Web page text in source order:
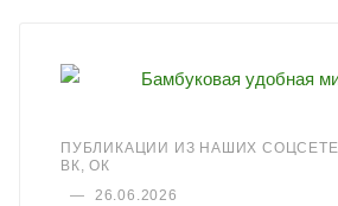
ПУБЛИКАЦИИ ИЗ НАШИХ
ВК, ОК
—
26.06.2026